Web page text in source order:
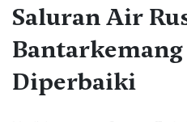
Saluran Air
Diperbaiki